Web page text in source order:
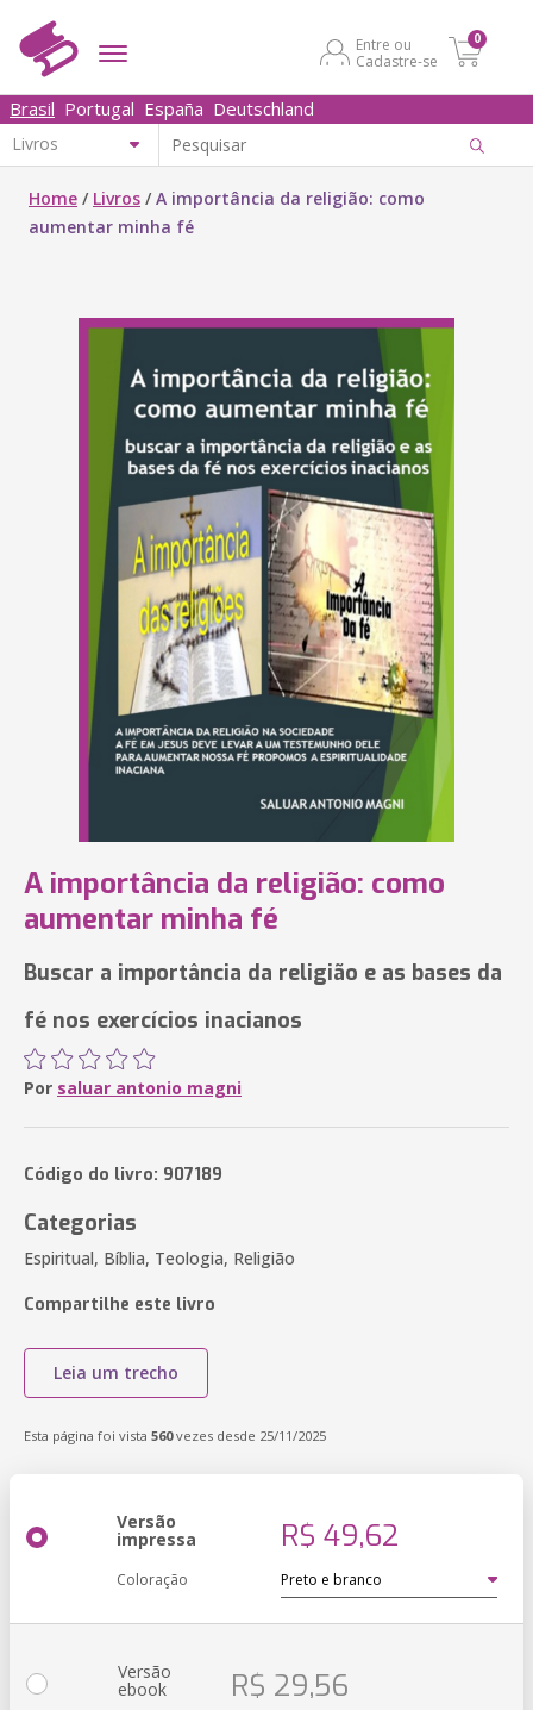
Entre ou
Cadastre-se
0
Brasil Portugal España Deutschland
Home / Livros /A importância da religião: como
aumentar minha fé
A importância da religião: como
aumentar minha fé
Buscar a importância da religião e as bases da
fé nos exercícios inacianos
Por saluar antonio magni
Código do livro: 907189
Categorias
Espiritual, Bíblia, Teologia, Religião
Compartilhe este livro
Leia um trecho
Esta página foi vista 560vezes desde 25/11/2025
Versão
impressa R$ 49,62
Coloração
Versão
ebook R$ 29,56